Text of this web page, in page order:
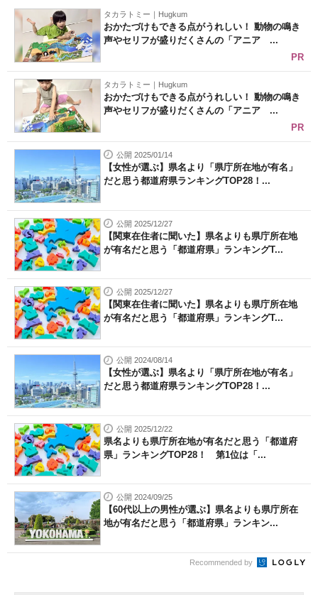
タカラトミー｜Hugkum
おかたづけもできる点がうれしい！ 動物の鳴き
声やセリフが盛りだくさんの「アニア ...
PR
タカラトミー｜Hugkum
おかたづけもできる点がうれしい！ 動物の鳴き
声やセリフが盛りだくさんの「アニア ...
PR
公開 2025/01/14
【女性が選ぶ】県名より「県庁所在地が有名」
だと思う都道府県ランキングTOP28！...
公開 2025/12/27
【関東在住者に聞いた】県名よりも県庁所在地
が有名だと思う「都道府県」ランキングT...
公開 2025/12/27
【関東在住者に聞いた】県名よりも県庁所在地
が有名だと思う「都道府県」ランキングT...
公開 2024/08/14
【女性が選ぶ】県名より「県庁所在地が有名」
だと思う都道府県ランキングTOP28！...
公開 2025/12/22
県名よりも県庁所在地が有名だと思う「都道府
県」ランキングTOP28！ 第1位は「...
公開 2024/09/25
【60代以上の男性が選ぶ】県名よりも県庁所在
地が有名だと思う「都道府県」ランキン...
Recommended by